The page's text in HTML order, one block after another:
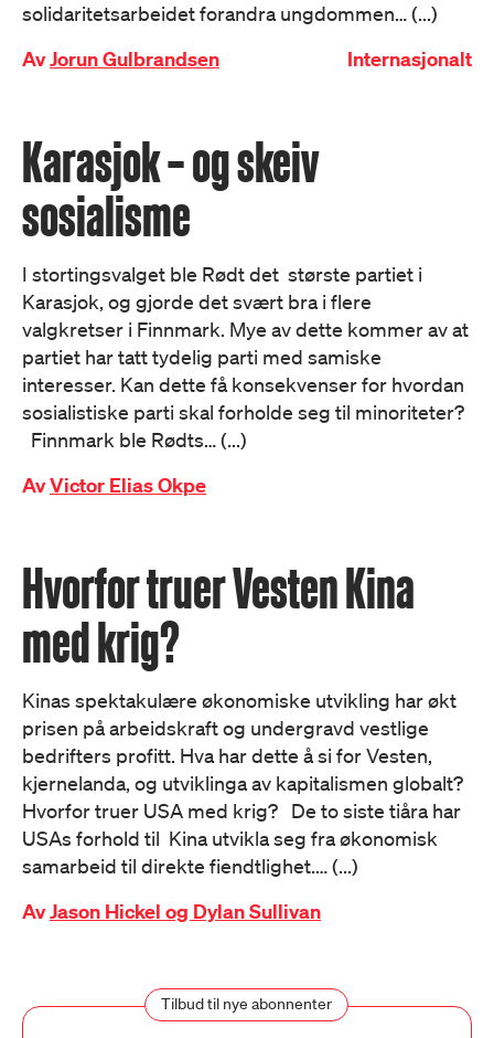
solidaritetsarbeidet forandra ungdommen… (...)
AvJorun Gulbrandsen Internasjonalt
Karasjok – og skeiv
sosialisme
I stortingsvalget ble Rødt det største partiet i
Karasjok, og gjorde det svært bra i flere
valgkretser i Finnmark. Mye av dette kommer av at
partiet har tatt tydelig parti med samiske
interesser. Kan dette få konsekvenser for hvordan
sosialistiske parti skal forholde seg til minoriteter?
Finnmark ble Rødts… (...)
AvVictor Elias Okpe
Hvorfor truer Vesten Kina
med krig?
Kinas spektakulære økonomiske utvikling har økt
prisen på arbeidskraft og undergravd vestlige
bedrifters profitt. Hva har dette å si for Vesten,
kjernelanda, og utviklinga av kapitalismen globalt?
Hvorfor truer USA med krig? De to siste tiåra har
USAs forhold til Kina utvikla seg fra økonomisk
samarbeid til direkte fiendtlighet.… (...)
AvJason Hickel og Dylan Sullivan
Tilbud til nye abonnenter